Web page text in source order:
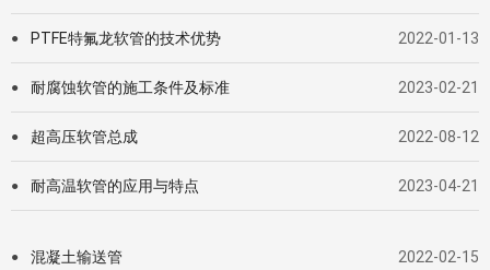
● PTFE特氟龙软管的技术优势 2022-01-13
● 耐腐蚀软管的施工条件及标准 2023-02-21
● 超高压软管总成 2022-08-12
● 耐高温软管的应用与特点 2023-04-21
● 混凝土输送管 2022-02-15